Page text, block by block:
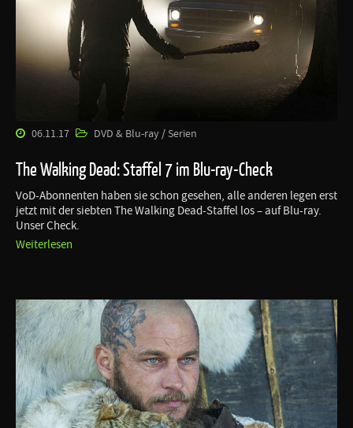
06.11.17 DVD & Blu-ray / Serien
The Walking Dead: Staffel 7 im Blu-ray-Check
VoD-Abonnenten haben sie schon gesehen, alle anderen legen erst
jetzt mit der siebten The Walking Dead-Staffel los – auf Blu-ray.
Unser Check.
Weiterlesen